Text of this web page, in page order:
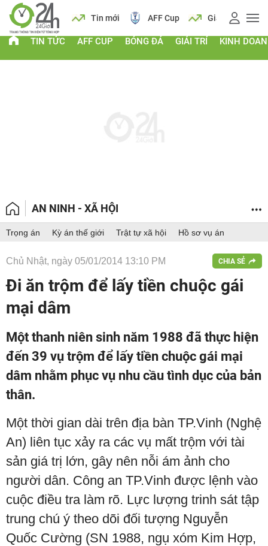
Lịch Tin mới AFF Cup Giá vàng
TIN TỨC AFF CUP BÓNG ĐÁ GIẢI TRÍ KINH
AN NINH - XÃ HỘI
Trọng án Kỳ án thế giới Trật tự xã hội Hồ sơ vụ án
Chủ Nhật, ngày 05/01/2014 13:10 PM CHIA SẺ
Đi ăn trộm để lấy tiền chuộc gái
mại dâm
Một thanh niên sinh năm 1988 đã thực hiện
đến 39 vụ trộm để lấy tiền chuộc gái mại
dâm nhằm phục vụ nhu cầu tình dục của bản
thân.
Một thời gian dài trên địa bàn TP.Vinh (Nghệ
An) liên tục xảy ra các vụ mất trộm với tài
sản giá trị lớn, gây nên nỗi ám ảnh cho
người dân. Công an TP.Vinh được lệnh vào
cuộc điều tra làm rõ. Lực lượng trinh sát tập
trung chú ý theo dõi đối tượng Nguyễn
Quốc Cường (SN 1988, ngụ xóm Kim Hợp,